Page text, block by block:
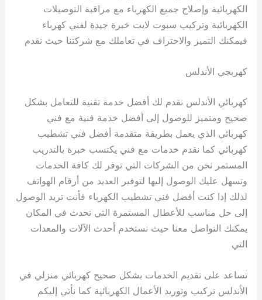
الكهربائية وإصلاح جميع الكهرباء مع مراقبة التوصيلات
الكهربائية وتركيب سبوت لايت خبرة جيدة لفني كهرباء
فيمكنك التميز والاحتراف في تعاملك مع شركتنا حيث نقدم
كهربجي الأندلس
كهربائي الأندلس نقدم لك أفضل خدمة تقنية للتعامل بشكل
صحيح ومتميز للوصول إلى أفضل خدمة فنية مع فني
كهربائي الذي يعمل بطريقة متقدمة أفضل فني تشطيب
كهربائي كما نقدم خدمات مع فني يكتسب خبرة بالتدريب
المستمر نحن من الشركات التي توفر لك كافة الخدمات
وتسهل عليك الوصول إليها لتوفير العديد من أرقام الهواتف
لذلك إذا كنت أفضل فني تشطيب الكهرباء فأنت تريد الوصول
إلى حل مناسب للأعطال المستمرة التي تحدث في المكان
يمكنك التواصل معنا حيث نستخدم أحدث الآلات والمعدات
التي
تساعد على تقديم الخدمات بشكل صحيح كهربائي منزلي في
الأندلس تركيب وتوريد الأعمال الكهربائية كما نأتي إليكم